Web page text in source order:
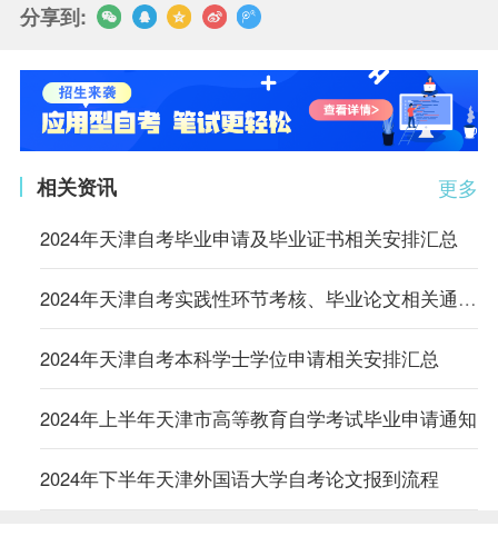
分享到:
更多
相关资讯
2024年天津自考毕业申请及毕业证书相关安排汇总
2024年天津自考实践性环节考核、毕业论文相关通知汇总
2024年天津自考本科学士学位申请相关安排汇总
2024年上半年天津市高等教育自学考试毕业申请通知
2024年下半年天津外国语大学自考论文报到流程